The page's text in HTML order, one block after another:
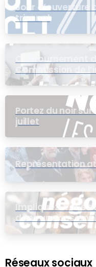
Jour d’ouverture
triennal
Contournement
Commission de
pour le groupe EB
Portez du noir sur
juillet
Représentation
Impliquez-vous
dans une
Réseaux sociaux